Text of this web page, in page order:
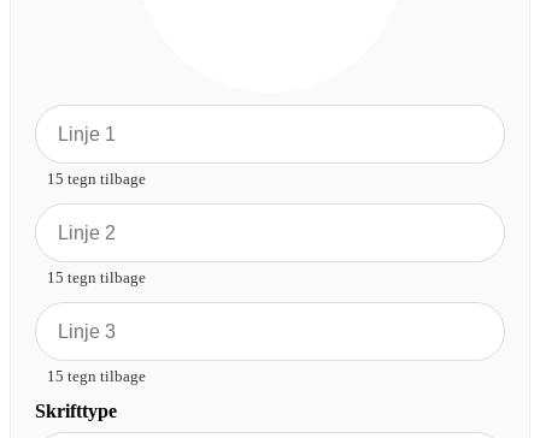
15 tegn tilbage
15 tegn tilbage
15 tegn tilbage
Skrifttype